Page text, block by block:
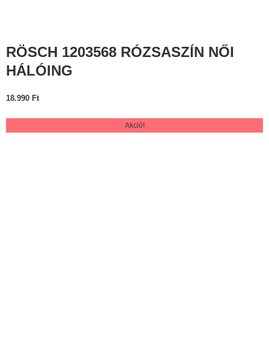
RÖSCH 1203568 RÓZSASZÍN NŐI
HÁLÓING
18.990 Ft
Akció!